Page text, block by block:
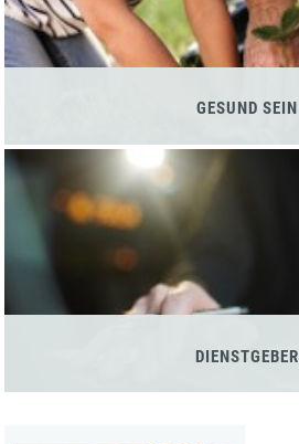
GESUND SEIN
DIENSTGEBER